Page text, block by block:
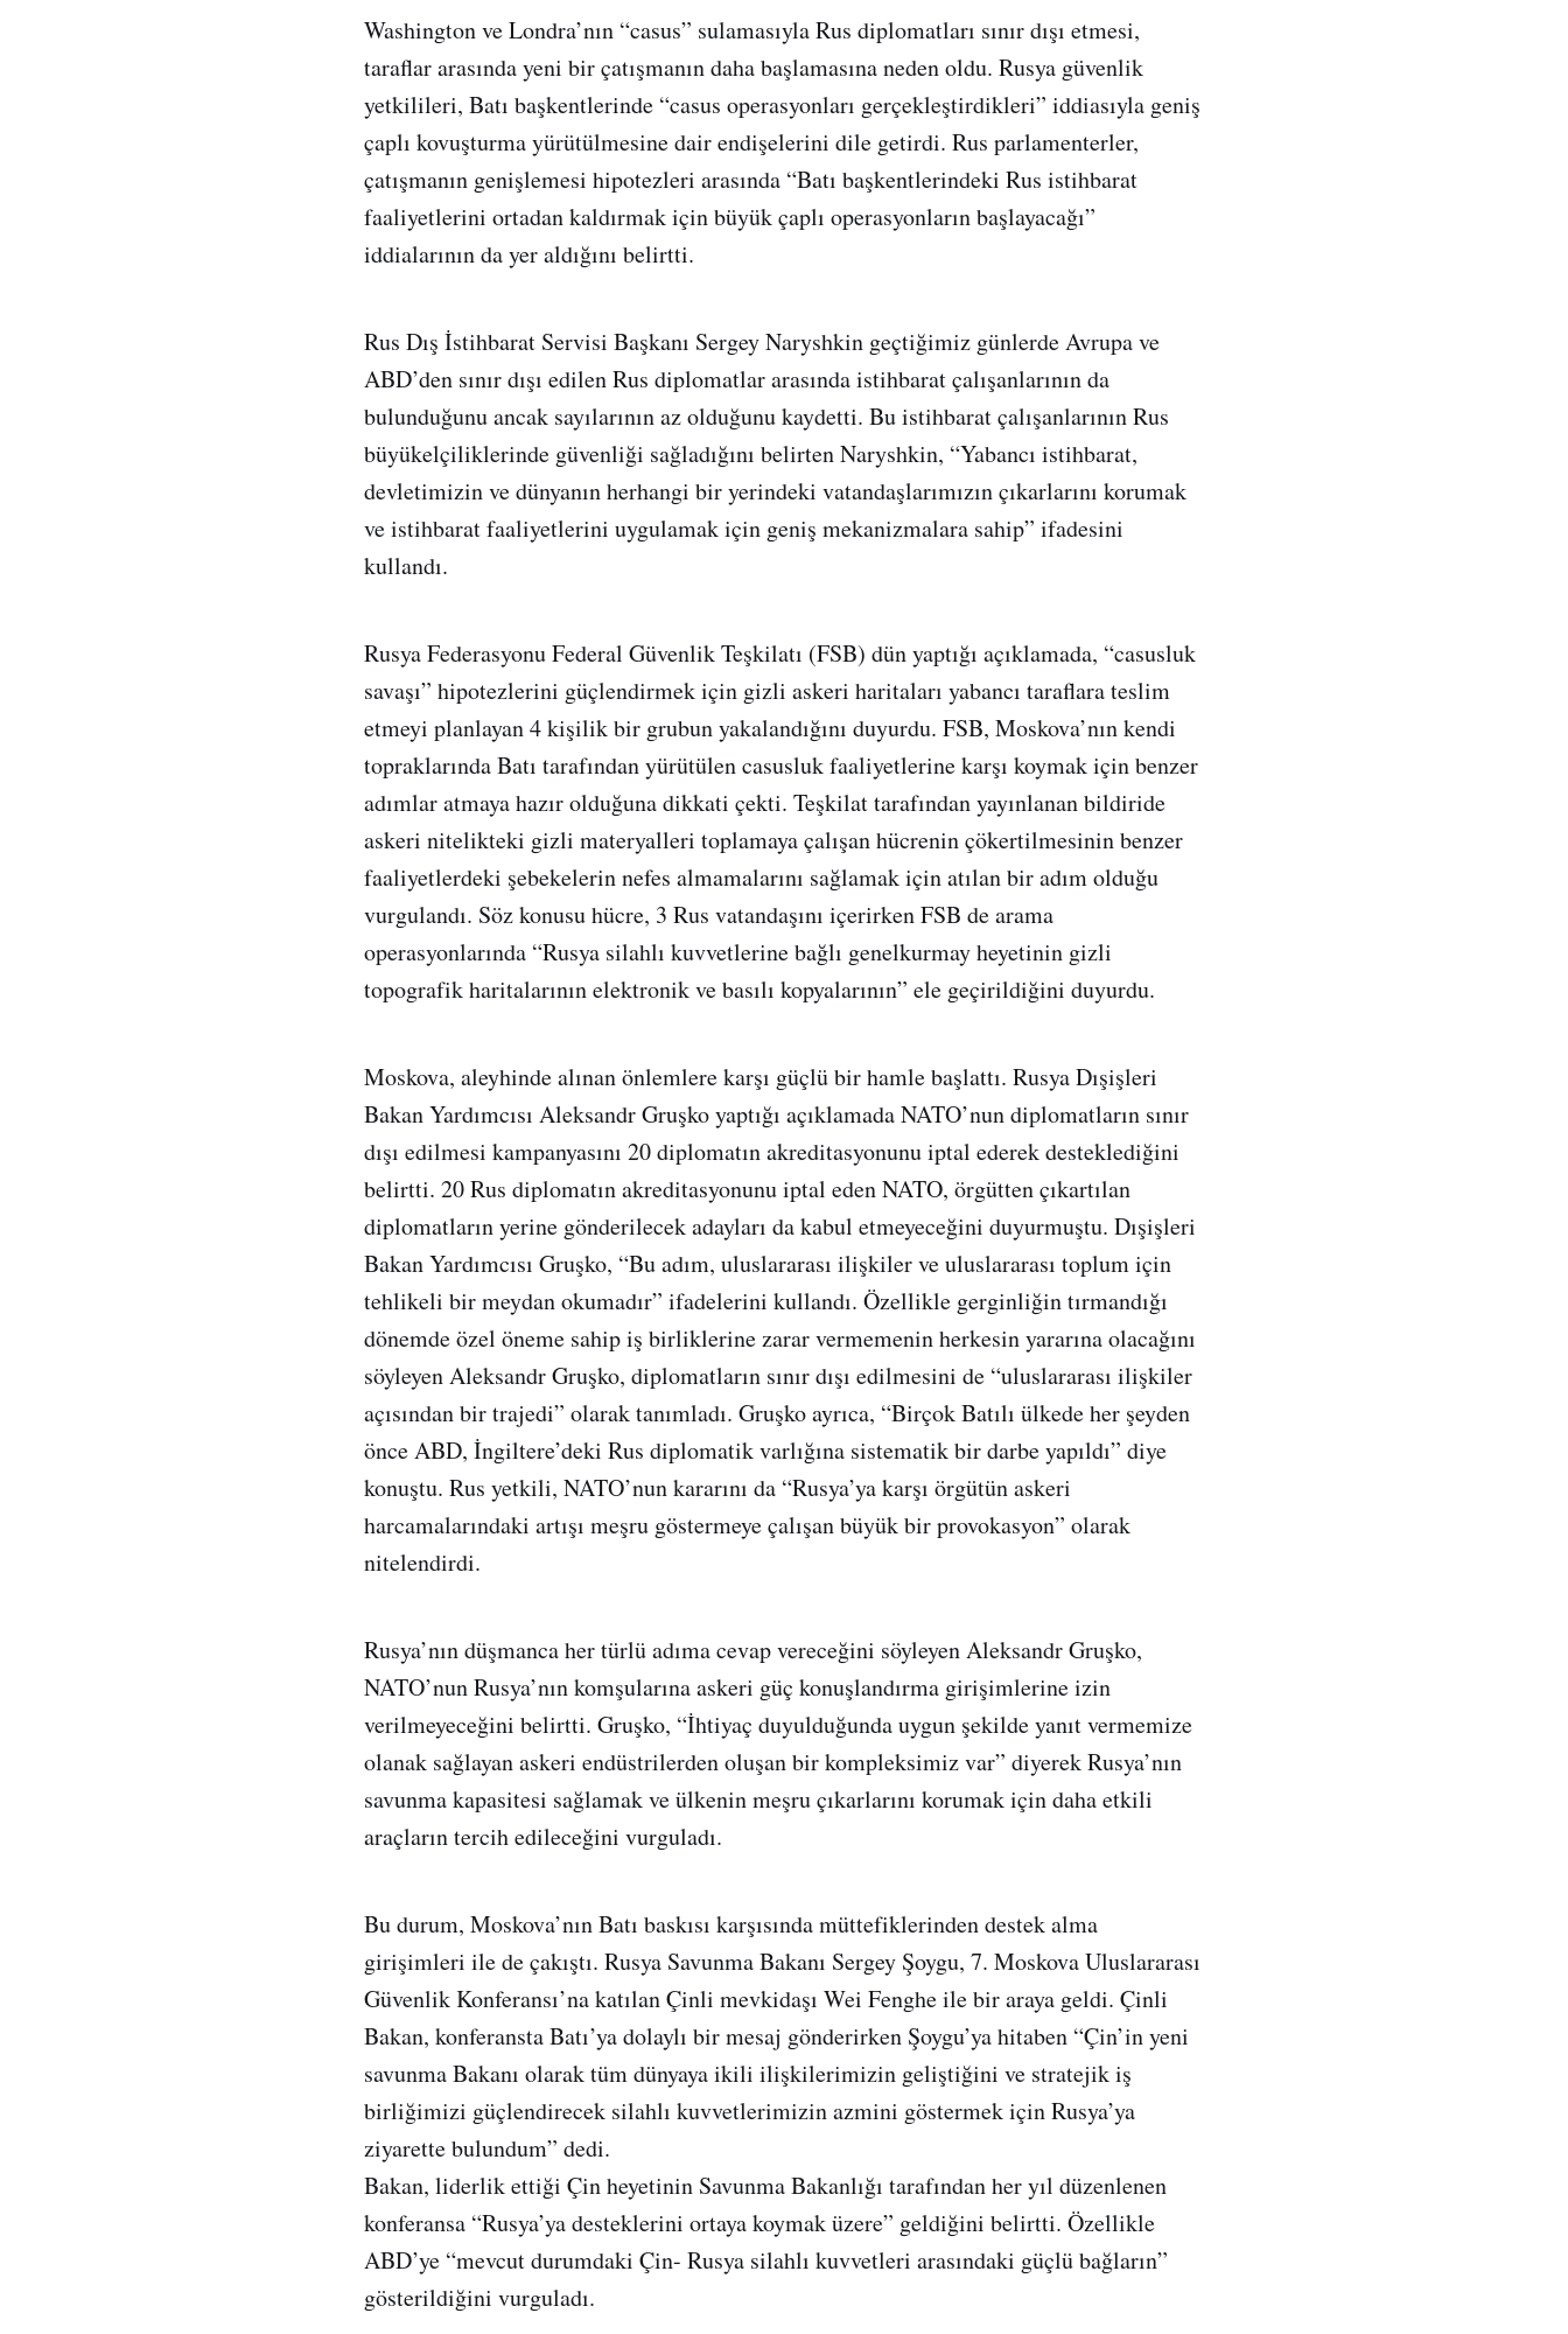
Washington ve Londra’nın “casus” sulamasıyla Rus diplomatları sınır dışı etmesi,
taraflar arasında yeni bir çatışmanın daha başlamasına neden oldu. Rusya güvenlik
yetkilileri, Batı başkentlerinde “casus operasyonları gerçekleştirdikleri” iddiasıyla geniş
çaplı kovuşturma yürütülmesine dair endişelerini dile getirdi. Rus parlamenterler,
çatışmanın genişlemesi hipotezleri arasında “Batı başkentlerindeki Rus istihbarat
faaliyetlerini ortadan kaldırmak için büyük çaplı operasyonların başlayacağı”
iddialarının da yer aldığını belirtti.
Rus Dış İstihbarat Servisi Başkanı Sergey Naryshkin geçtiğimiz günlerde Avrupa ve
ABD’den sınır dışı edilen Rus diplomatlar arasında istihbarat çalışanlarının da
bulunduğunu ancak sayılarının az olduğunu kaydetti. Bu istihbarat çalışanlarının Rus
büyükelçiliklerinde güvenliği sağladığını belirten Naryshkin, “Yabancı istihbarat,
devletimizin ve dünyanın herhangi bir yerindeki vatandaşlarımızın çıkarlarını korumak
ve istihbarat faaliyetlerini uygulamak için geniş mekanizmalara sahip” ifadesini
kullandı.
Rusya Federasyonu Federal Güvenlik Teşkilatı (FSB) dün yaptığı açıklamada, “casusluk
savaşı” hipotezlerini güçlendirmek için gizli askeri haritaları yabancı taraflara teslim
etmeyi planlayan 4 kişilik bir grubun yakalandığını duyurdu. FSB, Moskova’nın kendi
topraklarında Batı tarafından yürütülen casusluk faaliyetlerine karşı koymak için benzer
adımlar atmaya hazır olduğuna dikkati çekti. Teşkilat tarafından yayınlanan bildiride
askeri nitelikteki gizli materyalleri toplamaya çalışan hücrenin çökertilmesinin benzer
faaliyetlerdeki şebekelerin nefes almamalarını sağlamak için atılan bir adım olduğu
vurgulandı. Söz konusu hücre, 3 Rus vatandaşını içerirken FSB de arama
operasyonlarında “Rusya silahlı kuvvetlerine bağlı genelkurmay heyetinin gizli
topografik haritalarının elektronik ve basılı kopyalarının” ele geçirildiğini duyurdu.
Moskova, aleyhinde alınan önlemlere karşı güçlü bir hamle başlattı. Rusya Dışişleri
Bakan Yardımcısı Aleksandr Gruşko yaptığı açıklamada NATO’nun diplomatların sınır
dışı edilmesi kampanyasını 20 diplomatın akreditasyonunu iptal ederek desteklediğini
belirtti. 20 Rus diplomatın akreditasyonunu iptal eden NATO, örgütten çıkartılan
diplomatların yerine gönderilecek adayları da kabul etmeyeceğini duyurmuştu. Dışişleri
Bakan Yardımcısı Gruşko, “Bu adım, uluslararası ilişkiler ve uluslararası toplum için
tehlikeli bir meydan okumadır” ifadelerini kullandı. Özellikle gerginliğin tırmandığı
dönemde özel öneme sahip iş birliklerine zarar vermemenin herkesin yararına olacağını
söyleyen Aleksandr Gruşko, diplomatların sınır dışı edilmesini de “uluslararası ilişkiler
açısından bir trajedi” olarak tanımladı. Gruşko ayrıca, “Birçok Batılı ülkede her şeyden
önce ABD, İngiltere’deki Rus diplomatik varlığına sistematik bir darbe yapıldı” diye
konuştu. Rus yetkili, NATO’nun kararını da “Rusya’ya karşı örgütün askeri
harcamalarındaki artışı meşru göstermeye çalışan büyük bir provokasyon” olarak
nitelendirdi.
Rusya’nın düşmanca her türlü adıma cevap vereceğini söyleyen Aleksandr Gruşko,
NATO’nun Rusya’nın komşularına askeri güç konuşlandırma girişimlerine izin
verilmeyeceğini belirtti. Gruşko, “İhtiyaç duyulduğunda uygun şekilde yanıt vermemize
olanak sağlayan askeri endüstrilerden oluşan bir kompleksimiz var” diyerek Rusya’nın
savunma kapasitesi sağlamak ve ülkenin meşru çıkarlarını korumak için daha etkili
araçların tercih edileceğini vurguladı.
Bu durum, Moskova’nın Batı baskısı karşısında müttefiklerinden destek alma
girişimleri ile de çakıştı. Rusya Savunma Bakanı Sergey Şoygu, 7. Moskova Uluslararası
Güvenlik Konferansı’na katılan Çinli mevkidaşı Wei Fenghe ile bir araya geldi. Çinli
Bakan, konferansta Batı’ya dolaylı bir mesaj gönderirken Şoygu’ya hitaben “Çin’in yeni
savunma Bakanı olarak tüm dünyaya ikili ilişkilerimizin geliştiğini ve stratejik iş
birliğimizi güçlendirecek silahlı kuvvetlerimizin azmini göstermek için Rusya’ya
ziyarette bulundum” dedi.
Bakan, liderlik ettiği Çin heyetinin Savunma Bakanlığı tarafından her yıl düzenlenen
konferansa “Rusya’ya desteklerini ortaya koymak üzere” geldiğini belirtti. Özellikle
ABD’ye “mevcut durumdaki Çin- Rusya silahlı kuvvetleri arasındaki güçlü bağların”
gösterildiğini vurguladı.